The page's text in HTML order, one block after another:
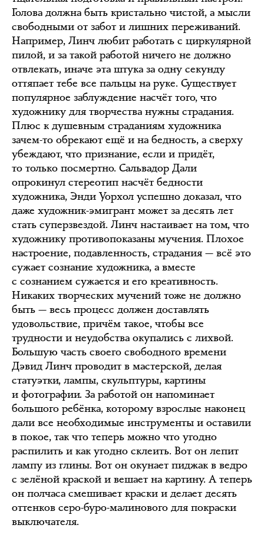
Голова должна быть кристально чистой, а мысли
свободными от забот и лишних переживаний.
Например, Линч любит работать с циркулярной
пилой, и за такой работой ничего не должно
отвлекать, иначе эта штука за одну секунду
оттяпает тебе все пальцы на руке. Существует
популярное заблуждение насчёт того, что
художнику для творчества нужны страдания.
Плюс к душевным страданиям художника
зачем-то обрекают ещё и на бедность, а сверху
убеждают, что признание, если и придёт,
то только посмертно. Сальвадор Дали
опрокинул стереотип насчёт бедности
художника, Энди Уорхол успешно доказал, что
даже художник-эмигрант может за десять лет
стать суперзвездой. Линч настаивает на том, что
художнику противопоказаны мучения. Плохое
настроение, подавленность, страдания — всё это
сужает сознание художника, а вместе
с сознанием сужается и его креативность.
Никаких творческих мучений тоже не должно
быть — весь процесс должен доставлять
удовольствие, причём такое, чтобы все
трудности и неудобства окупались с лихвой.
Большую часть своего свободного времени
Дэвид Линч проводит в мастерской, делая
статуэтки, лампы, скульптуры, картины
и фотографии. За работой он напоминает
большого ребёнка, которому взрослые наконец
дали все необходимые инструменты и оставили
в покое, так что теперь можно что угодно
распилить и как угодно склеить. Вот он лепит
лампу из глины. Вот он окунает пиджак в ведро
с зелёной краской и вешает на картину. А теперь
он полчаса смешивает краски и делает десять
оттенков серо-буро-малинового для покраски
выключателя.